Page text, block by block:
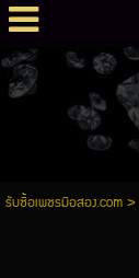
รับซื้อเพชรมือสอง.com>